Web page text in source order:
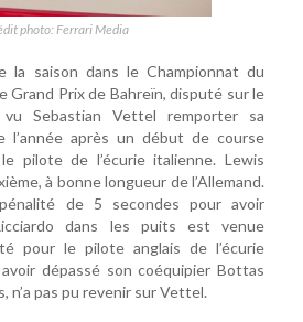
photo: Ferrari Media
la saison dans le Championnat du
Grand Prix de Bahreïn, disputé sur le
Sebastian Vettel remporter sa
l’année après un début de course
pilote de l’écurie italienne. Lewis
à bonne longueur de l’Allemand.
de 5 secondes pour avoir
dans les puits est venue
pour le pilote anglais de l’écurie
dépassé son coéquipier Bottas
n’a pas pu revenir sur Vettel.